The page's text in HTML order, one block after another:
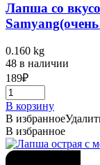
Лапша со
0.160 kg
48 в наличии
189₽
В корзину
В избранное
В избранное